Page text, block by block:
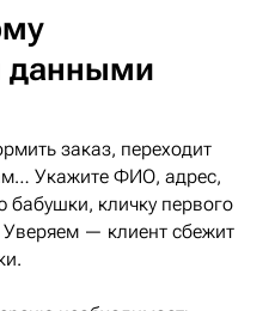
данными
заказ, переходит
Укажите ФИО, адрес,
кличку первого
— клиент сбежит